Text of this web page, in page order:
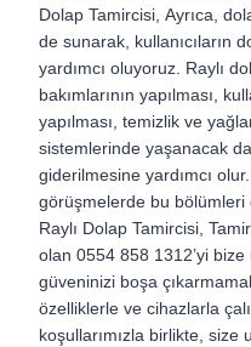
Dolap Tamircisi, Ayrıca,
de sunarak, kullanıcıların
yardımcı oluyoruz. Raylı
bakımlarının yapılması,
yapılması, temizlik ve
sistemlerinde yaşanacak
giderilmesine yardımcı olur.
görüşmelerde bu bölümleri
Raylı Dolap Tamircisi,
olan 0554 858 1312’yi
güveninizi boşa
özelliklerle ve cihazlarla
koşullarımızla birlikte,